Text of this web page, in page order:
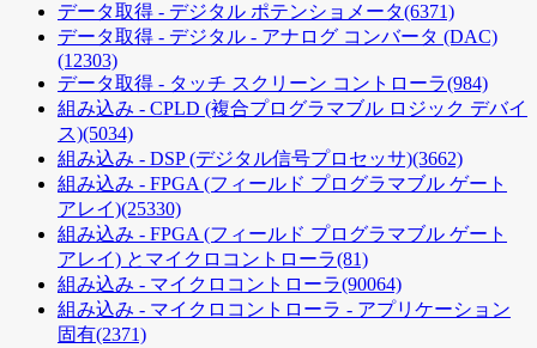
データ取得 - デジタル ポテンショメータ(6371)
データ取得 - デジタル - アナログ コンバータ (DAC)
(12303)
データ取得 - タッチ スクリーン コントローラ(984)
組み込み - CPLD (複合プログラマブル ロジック デバイ
ス)(5034)
組み込み - DSP (デジタル信号プロセッサ)(3662)
組み込み - FPGA (フィールド プログラマブル ゲート
アレイ)(25330)
組み込み - FPGA (フィールド プログラマブル ゲート
アレイ) とマイクロコントローラ(81)
組み込み - マイクロコントローラ(90064)
組み込み - マイクロコントローラ - アプリケーション
固有(2371)